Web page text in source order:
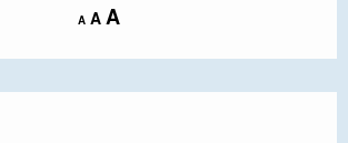
A Decrease
size.
A Reset
size.
AIncrease
size.